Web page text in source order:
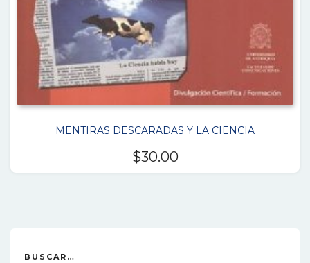
MENTIRAS DESCARADAS Y LA CIENCIA
$30.00
BUSCAR…